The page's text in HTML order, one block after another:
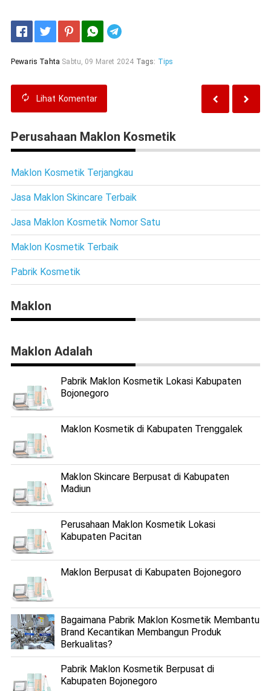
Pewaris Tahta Sabtu, 09 Maret 2024 Tags: Tips
Lihat Komentar
Perusahaan Maklon Kosmetik
Maklon Kosmetik Terjangkau
Jasa Maklon Skincare Terbaik
Jasa Maklon Kosmetik Nomor Satu
Maklon Kosmetik Terbaik
Pabrik Kosmetik
Maklon
Maklon Adalah
Pabrik Maklon Kosmetik Lokasi Kabupaten
Bojonegoro
Maklon Kosmetik di Kabupaten Trenggalek
Maklon Skincare Berpusat di Kabupaten
Madiun
Perusahaan Maklon Kosmetik Lokasi
Kabupaten Pacitan
Maklon Berpusat di Kabupaten Bojonegoro
Bagaimana Pabrik Maklon Kosmetik Membantu
Brand Kecantikan Membangun Produk
Berkualitas?
Pabrik Maklon Kosmetik Berpusat di
Kabupaten Bojonegoro